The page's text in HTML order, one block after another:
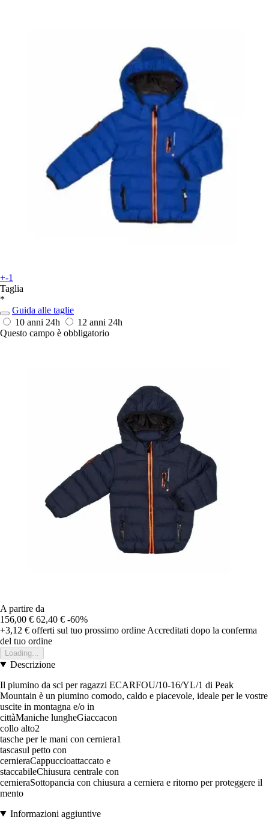
+-1
Taglia
*
Guida alle taglie
10 anni 24h 12 anni 24h
Questo campo è obbligatorio
A partire da
156,00 € 62,40 € -60%
+3,12 € offerti sul tuo prossimo ordine Accreditati dopo la conferma
del tuo ordine
Loading...
Descrizione
Il piumino da sci per ragazzi ECARFOU/10-16/YL/1 di Peak
Mountain è un piumino comodo, caldo e piacevole, ideale per le vostre
uscite in montagna e/o in
cittàManiche lungheGiaccacon
collo alto2
tasche per le mani con cerniera1
tascasul petto con
cernieraCappuccioattaccato e
staccabileChiusura centrale con
cernieraSottopancia con chiusura a cerniera e ritorno per proteggere il
mento
Informazioni aggiuntive